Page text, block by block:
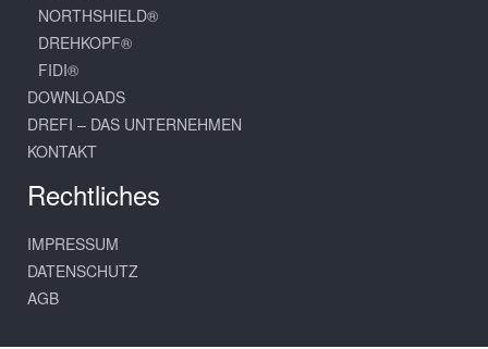
NORTHSHIELD®
DREHKOPF®
FIDI®
DOWNLOADS
DREFI – DAS UNTERNEHMEN
KONTAKT
Rechtliches
IMPRESSUM
DATENSCHUTZ
AGB